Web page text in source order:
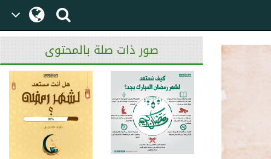
صور ذات صلة بالمحتوى